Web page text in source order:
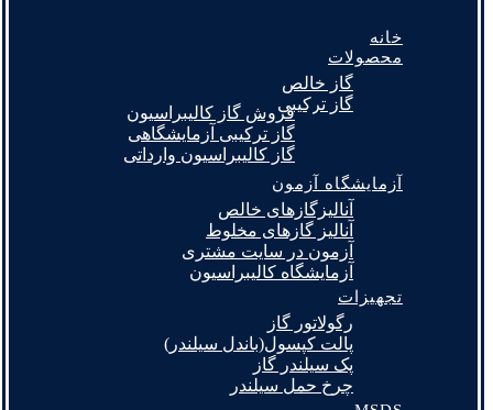
خانه
محصولات
گاز خالص
گاز ترکیبیفروش گاز کالیبراسیون
گاز ترکیبی آزمایشگاهی
گاز کالیبراسیون وارداتی
آزمایشگاه آزمون
آنالیزگازهای خالص
آنالیز گازهای مخلوط
آزمون در سایت مشتری
آزمایشگاه کالیبراسیون
تجهیزات
رگولاتور گاز
پالت کپسول(باندل سیلندر)
پک سیلندر گاز
چرخ حمل سیلندر